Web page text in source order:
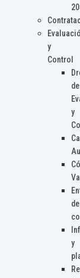
y
Control
de
y
de
y